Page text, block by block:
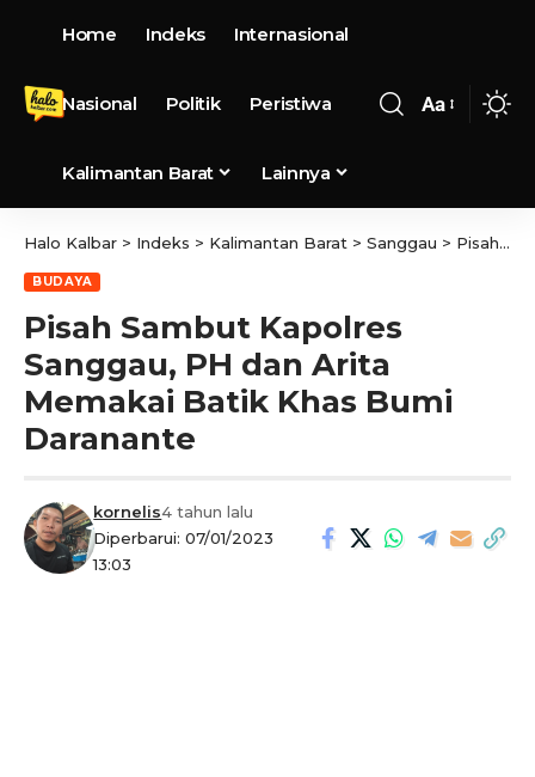
Home Indeks Internasional
Nasional Politik Peristiwa
Kalimantan Barat Lainnya
Aa
Halo Kalbar > Indeks > Kalimantan Barat > Sanggau > Pisah Sambut Kapolres Sanggau, PH dan Arita Memakai Batik Khas Bumi Daranante
BUDAYA
Pisah Sambut Kapolres
Sanggau, PH dan Arita
Memakai Batik Khas Bumi
Daranante
Diperbarui: 07/01/2023
13:03
kornelis4 tahun lalu